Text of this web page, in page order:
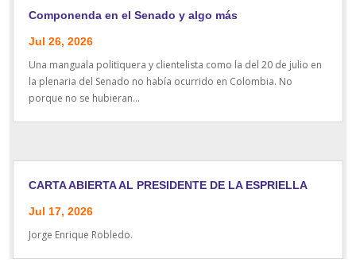
Componenda en el Senado y algo más
Jul 26, 2026
Una manguala politiquera y clientelista como la del 20 de julio en
la plenaria del Senado no había ocurrido en Colombia. No
porque no se hubieran...
CARTA ABIERTA AL PRESIDENTE DE LA ESPRIELLA
Jul 17, 2026
Jorge Enrique Robledo.